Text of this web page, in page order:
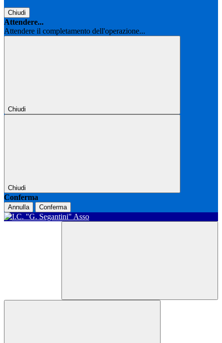
Chiudi
Attendere...
Attendere il completamento dell'operazione...
Chiudi
Chiudi
Conferma
Annulla Conferma